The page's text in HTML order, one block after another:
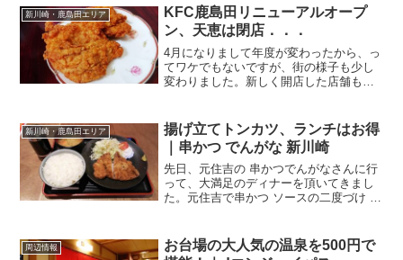
け。ということで．．．こめらく 和のス
ープとお茶漬けと。 ウィ...
新川崎・鹿島田エリア
KFC鹿島田リニューアルオープ
ン、天恵は閉店．．．
4月になりまして年度が変わったから、っ
てワケでもないですが、街の様子も少し
変わりました。新しく開店した店舗もあ
ど。KFC鹿島田がリニューアルオープン3
月2日に下平間交差点で...
新川崎・鹿島田エリア
揚げ立てトンカツ、ランチはお得
｜串かつ でんがな 新川崎
先日、元住吉の 串かつでんがなさんに行
って、大満足のディナーを頂いてきまし
た。元住吉で串かつ ソースの二度づけ 禁
そう言えば最近、でんがなさんのランチ
って行ってない...
周辺情報
お台場の大人気の温泉を500円で